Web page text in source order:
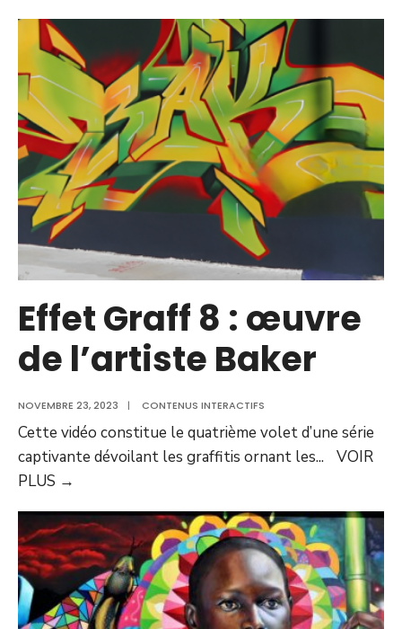
Effet Graff 8 : œuvre
de l’artiste Baker
NOVEMBRE 23, 2023 | CONTENUS INTERACTIFS
Cette vidéo constitue le quatrième volet d’une série
captivante dévoilant les graffitis ornant les...
VOIR
PLUS →